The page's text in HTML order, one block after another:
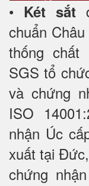
• Két sắt
chuẩn
thống chất
SGS tổ
và chứng
ISO
nhận Úc
xuất tại
chứng